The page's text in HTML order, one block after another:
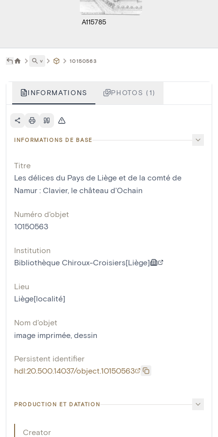
A115785
˅ 10150563
INFORMATIONS PHOTOS (1)
INFORMATIONS DE BASE
Titre
Les délices du Pays de Liège et de la comté de
Namur : Clavier, le château d'Ochain
Numéro d'objet
10150563
Institution
Bibliothèque Chiroux-Croisiers[Liège]
Lieu
Liège[localité]
Nom d'objet
image imprimée, dessin
Persistent identifier
hdl:20.500.14037/object.10150563
PRODUCTION ET DATATION
Creator